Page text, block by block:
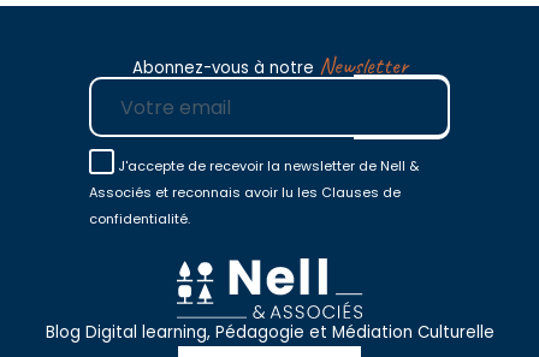
Abonnez-vous à notre Newsletter
E-mail
J'accepte de recevoir la newsletter de Nell &
Associés et reconnais avoir lu les Clauses de
confidentialité.
Blog Digital learning, Pédagogie et Médiation Culturelle